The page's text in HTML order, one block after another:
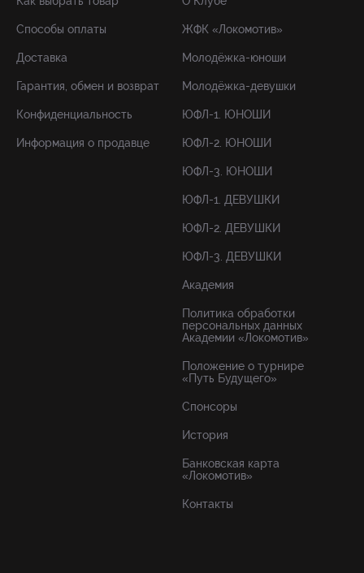
Способы оплаты
Доставка
Гарантия, обмен и возврат
Конфиденциальность
Информация о продавце
ЖФК «Локомотив»
Молодёжка-юноши
Молодёжка-девушки
ЮФЛ-1. ЮНОШИ
ЮФЛ-2. ЮНОШИ
ЮФЛ-3. ЮНОШИ
ЮФЛ-1. ДЕВУШКИ
ЮФЛ-2. ДЕВУШКИ
ЮФЛ-3. ДЕВУШКИ
Академия
Политика обработки
персональных данных
Академии «Локомотив»
Положение о турнире
«Путь Будущего»
Спонсоры
История
Банковская карта
«Локомотив»
Контакты